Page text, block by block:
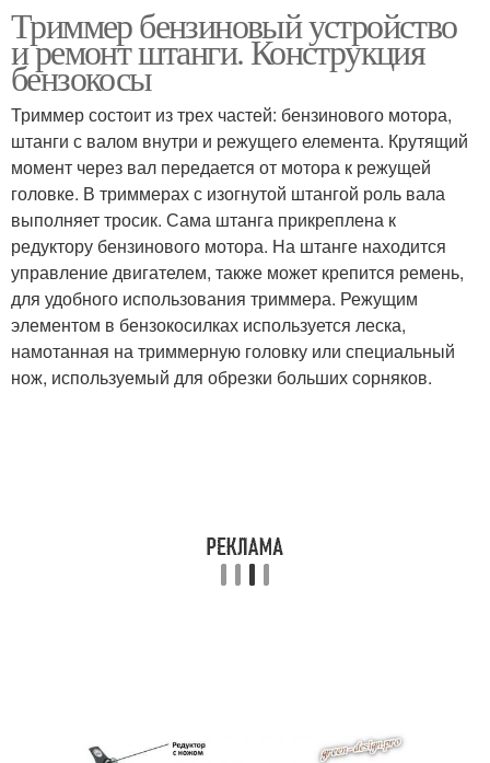
Триммер бензиновый устройство
и ремонт штанги. Конструкция
бензокосы
Триммер состоит из трех частей: бензинового мотора,
штанги с валом внутри и режущего елемента. Крутящий
момент через вал передается от мотора к режущей
головке. В триммерах с изогнутой штангой роль вала
выполняет тросик. Сама штанга прикреплена к
редуктору бензинового мотора. На штанге находится
управление двигателем, также может крепится ремень,
для удобного использования триммера. Режущим
элементом в бензокосилках используется леска,
намотанная на триммерную головку или специальный
нож, используемый для обрезки больших сорняков.